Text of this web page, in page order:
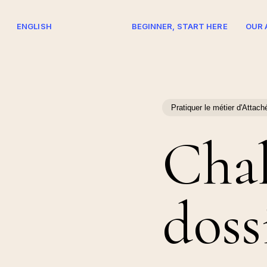
ENGLISH BEGINNER, START HERE OUR
Pratiquer le métier